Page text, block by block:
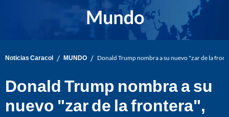
Noticias Caracol / MUNDO / Donald Trump nombra a su nuevo "zar de la
Donald Trump nombra a su
nuevo "zar de la frontera",